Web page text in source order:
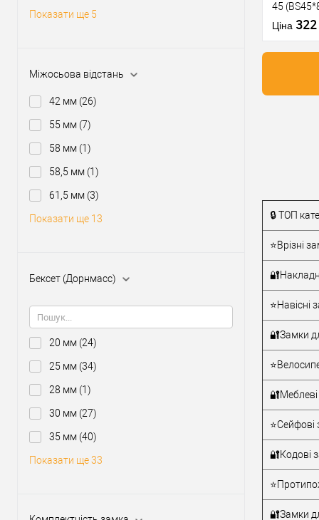
Показати ще 5
Міжосьова відстань
42 мм (26)
55 мм (7)
58 мм (1)
58,5 мм (1)
61,5 мм (3)
Показати ще 13
Бексет (Дорнмасс)
20 мм (24)
25 мм (34)
28 мм (1)
30 мм (27)
35 мм (40)
Показати ще 33
Матеріал
Країна
Міжосьова
відстань
45
матова
Ціна 322
Тип товару
Країна
відстань
🔒 ТОП
⭐Врізні
⭐Навісні
🔐Замки
⭐Сейфові
🔐Кодові
🔐Замки